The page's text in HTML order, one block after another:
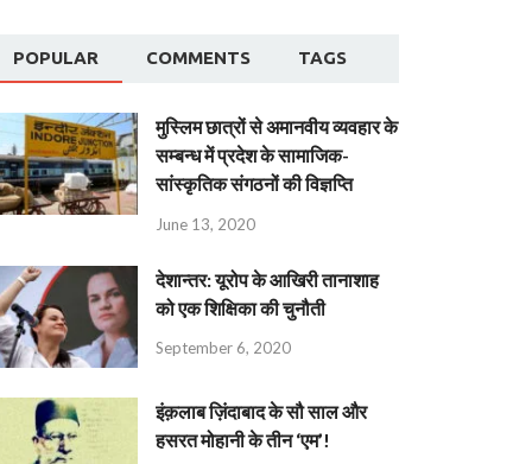
POPULAR COMMENTS TAGS
मुस्लिम छात्रों से अमानवीय व्यवहार के
सम्बन्ध में प्रदेश के सामाजिक-
सांस्कृतिक संगठनों की विज्ञप्ति
June 13, 2020
देशान्‍तर: यूरोप के आखिरी तानाशाह
को एक शिक्षिका की चुनौती
September 6, 2020
इंक़लाब ज़िंदाबाद के सौ साल और
हसरत मोहानी के तीन ‘एम’!